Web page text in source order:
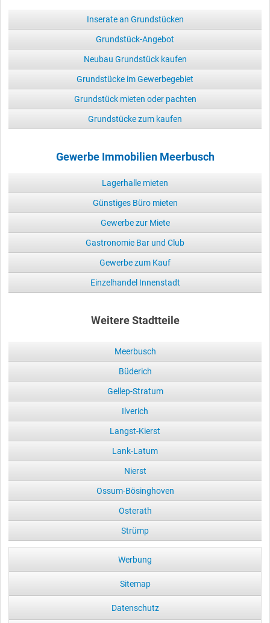
Inserate an Grundstücken
Grundstück-Angebot
Neubau Grundstück kaufen
Grundstücke im Gewerbegebiet
Grundstück mieten oder pachten
Grundstücke zum kaufen
Gewerbe Immobilien Meerbusch
Lagerhalle mieten
Günstiges Büro mieten
Gewerbe zur Miete
Gastronomie Bar und Club
Gewerbe zum Kauf
Einzelhandel Innenstadt
Weitere Stadtteile
Meerbusch
Büderich
Gellep-Stratum
Ilverich
Langst-Kierst
Lank-Latum
Nierst
Ossum-Bösinghoven
Osterath
Strümp
Werbung
Sitemap
Datenschutz